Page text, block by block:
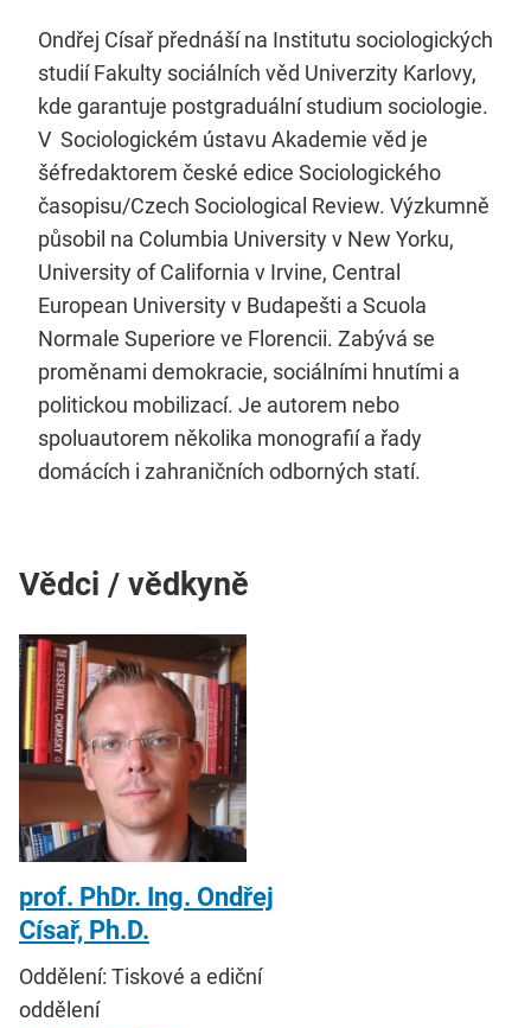
Ondřej Císař přednáší na Institutu sociologických
studií Fakulty sociálních věd Univerzity Karlovy,
kde garantuje postgraduální studium sociologie.
V Sociologickém ústavu Akademie věd je
šéfredaktorem české edice Sociologického
časopisu/Czech Sociological Review. Výzkumně
působil na Columbia University v New Yorku,
University of California v Irvine, Central
European University v Budapešti a Scuola
Normale Superiore ve Florencii. Zabývá se
proměnami demokracie, sociálními hnutími a
politickou mobilizací. Je autorem nebo
spoluautorem několika monografií a řady
domácích i zahraničních odborných statí.
Vědci / vědkyně
prof. PhDr. Ing. Ondřej
Císař, Ph.D.
Oddělení: Tiskové a ediční
oddělení